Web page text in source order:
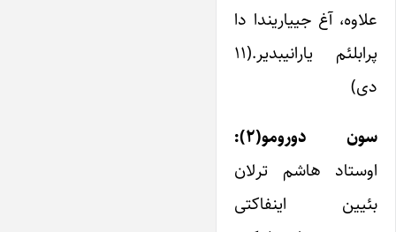
علاوه، آغ جییاریندا دا
پرابلئم یارانیبدیر.(۱۱
دی)
سون دورومو(۲):
اوستاد هاشم ترلان
بئیین اینفاکتی